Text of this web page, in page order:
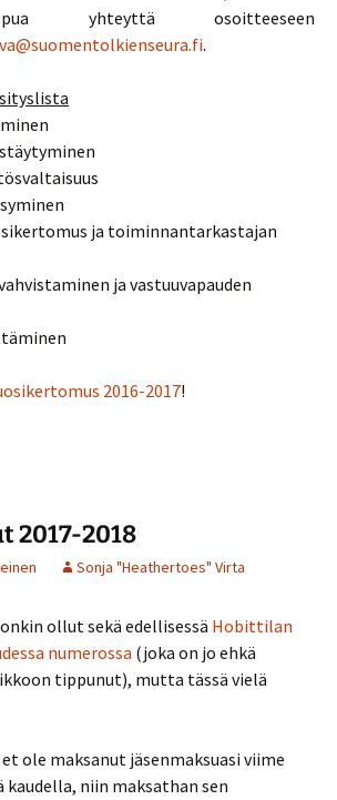
yhteyttä osoitteeseen
.
ja toiminnantarkastajan
ja vastuuvapauden
2016-2017!
2017-2018
Sonja "Heathertoes" Virta
ollut sekä edellisessä Hobittilan
numerossa (joka on jo ehkä
tippunut), mutta tässä vielä
ole maksanut jäsenmaksuasi viime
niin maksathan sen